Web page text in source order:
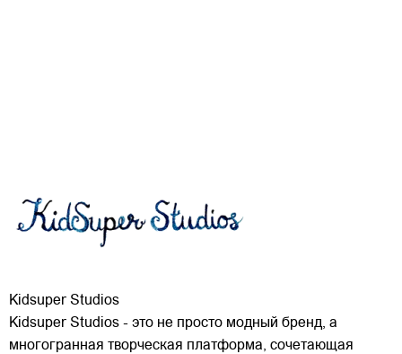
Kidsuper Studios
Kidsuper Studios - это не просто модный бренд, а
многогранная творческая платформа, сочетающая